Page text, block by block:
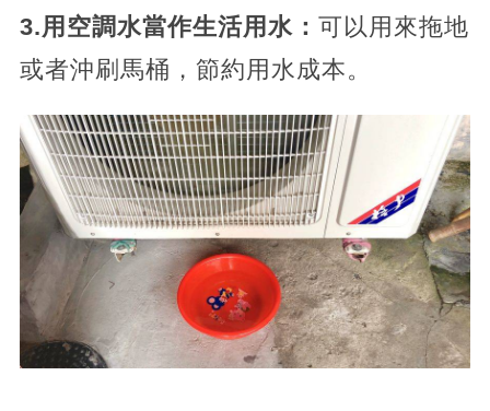
3.用空調水當作生活用水： 可以用來拖地
或者沖刷馬桶，節約用水成本。